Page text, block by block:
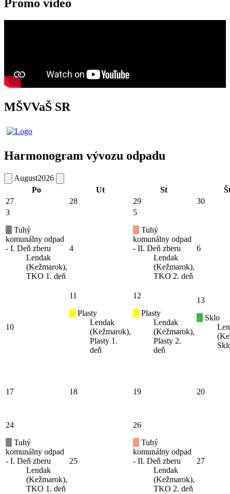
Promo video
MŠVVaŠ SR
Harmonogram vývozu odpadu
August2026
Po
Ut St
27
28 29
30
3
Tuhý
komunálny odpad
- I. Deň zberu
Lendak
(Kežmarok),
TKO 1. deň
4
5
Tuhý
komunálny odpad
- II. Deň zberu
Lendak
(Kežmarok),
TKO 2. deň
6
10
11
Plasty
Lendak
(Kežmarok),
Plasty 1.
deň
12
Plasty
Lendak
(Kežmarok),
Plasty 2.
deň
13
Sklo
17 18 19 20
24
Tuhý
komunálny odpad
- I. Deň zberu
Lendak
(Kežmarok),
TKO 1. deň
25
26
Tuhý
komunálny odpad
- II. Deň zberu
Lendak
(Kežmarok),
TKO 2. deň
27